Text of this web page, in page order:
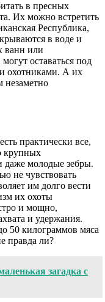
в пресных
Их можно встретить
Республика,
в воде и
ванн или
оставаться под
охотниками. А их
незаметно
практически все,
крупных
даже молодые зебры.
не чувствовать
им долго вести
их охоты
и мощно,
и удержания.
50 килограммов мяса
правда ли?
загадка с